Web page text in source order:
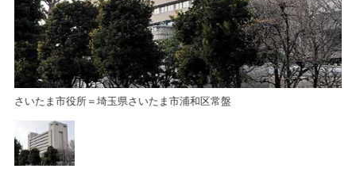
さいたま市役所＝埼玉県さいたま市浦和区常盤